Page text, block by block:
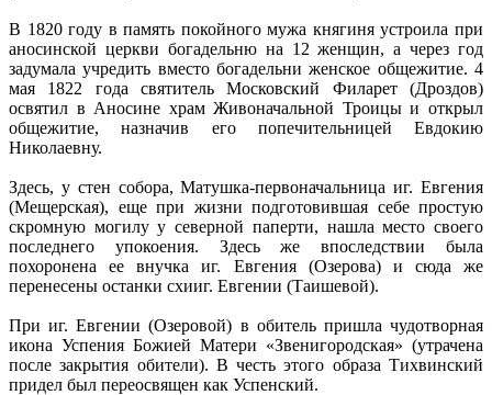
В 1820 году в память покойного мужа княгиня устроила при
аносинской церкви богадельню на 12 женщин, а через год
задумала учредить вместо богадельни женское общежитие. 4
мая 1822 года святитель Московский Филарет (Дроздов)
освятил в Аносине храм Живоначальной Троицы и открыл
общежитие, назначив его попечительницей Евдокию
Николаевну.
Здесь, у стен собора, Матушка-первоначальница иг. Евгения
(Мещерская), еще при жизни подготовившая себе простую
скромную могилу у северной паперти, нашла место своего
последнего упокоения. Здесь же впоследствии была
похоронена ее внучка иг. Евгения (Озерова) и сюда же
перенесены останки схииг. Евгении (Таишевой).
При иг. Евгении (Озеровой) в обитель пришла чудотворная
икона Успения Божией Матери «Звенигородская» (утрачена
после закрытия обители). В честь этого образа Тихвинский
придел был переосвящен как Успенский.